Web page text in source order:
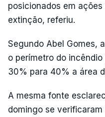
posicionados em
extinção, referiu.
Segundo Abel Gomes,
o perímetro do
30% para 40% a área
A mesma fonte
domingo se